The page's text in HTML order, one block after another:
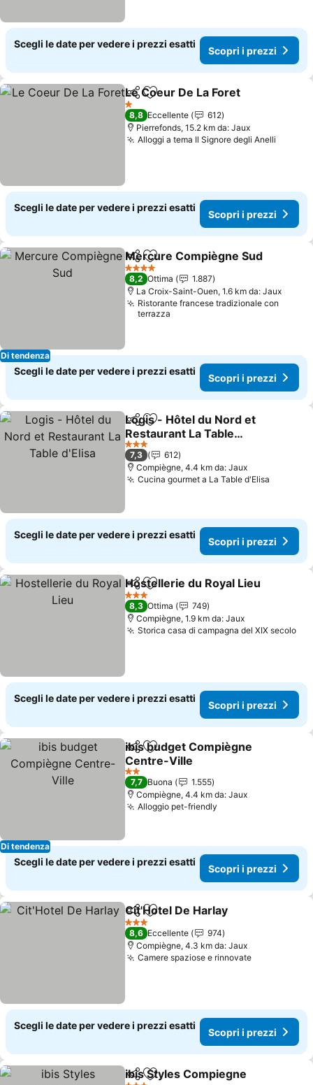
Scegli le date per vedere i prezzi esatti
Scopri i prezzi
CondividiAggiungi ai preferiti
Le Coeur De La Foret
1 Stelle
8,8 Eccellente
612
Pierrefonds, 15.2 km da: Jaux
Alloggi a tema Il Signore degli Anelli
Scegli le date per vedere i prezzi esatti
Scopri i prezzi
Di tendenza
CondividiAggiungi ai preferiti
Mercure Compiègne Sud
4 Stelle
8,2 Ottima
1.887
La Croix-Saint-Ouen, 1.6 km da: Jaux
Ristorante francese tradizionale con
terrazza
Scegli le date per vedere i prezzi esatti
Scopri i prezzi
CondividiAggiungi ai preferiti
Logis - Hôtel du Nord et
Restaurant La Table
d'Elisa
Scopri i prezzi
3 Stelle
7,3
612
Compiègne, 4.4 km da: Jaux
Cucina gourmet a La Table d'Elisa
Scegli le date per vedere i prezzi esatti
Scopri i prezzi
CondividiAggiungi ai preferiti
Hostellerie du Royal Lieu
3 Stelle
8,3 Ottima
749
Compiègne, 1.9 km da: Jaux
Storica casa di campagna del XIX secolo
Scegli le date per vedere i prezzi esatti
Scopri i prezzi
Di tendenza
CondividiAggiungi ai preferiti
ibis budget Compiègne
Centre-Ville
Scopri i prezzi
2 Stelle
7,7 Buona
1.555
Compiègne, 4.4 km da: Jaux
Alloggio pet-friendly
Scegli le date per vedere i prezzi esatti
Scopri i prezzi
CondividiAggiungi ai preferiti
Cit'Hotel De Harlay
3 Stelle
8,6 Eccellente
974
Compiègne, 4.3 km da: Jaux
Camere spaziose e rinnovateScopri i
Scegli le date per vedere i prezzi esatti
Scopri i prezzi
CondividiAggiungi ai preferiti
ibis Styles Compiegne